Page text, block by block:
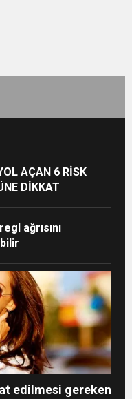
AÇAN 6 RİSK
DİKKAT
ağrısını